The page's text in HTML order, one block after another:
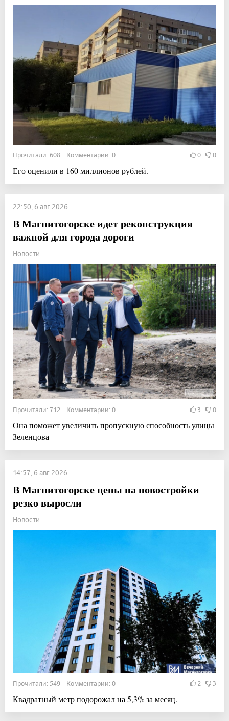
Прочитали: 608 Комментарии: 0 0 0
Его оценили в 160 миллионов рублей.
22:50, 6 авг 2026
В Магнитогорске идет реконструкция
важной для города дороги
Новости
Прочитали: 712 Комментарии: 0 3 0
Она поможет увеличить пропускную способность улицы
Зеленцова
14:57, 6 авг 2026
В Магнитогорске цены на новостройки
резко выросли
Новости
Прочитали: 549 Комментарии: 0 2 3
Квадратный метр подорожал на 5,3% за месяц.